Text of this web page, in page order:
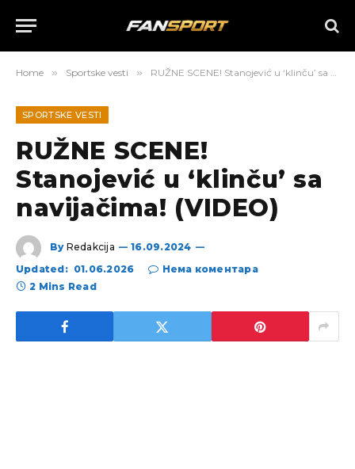
Home » Sportske vesti » RUŽNE SCENE! Stanojević u ‘klinču’ sa navijačima! (VIDEO)
SPORTSKE VESTI
RUŽNE SCENE!
Stanojević u ‘klinču’ sa
navijačima! (VIDEO)
By Redakcija
16.09.2024
Updated: 01.06.2026
Нема коментара
2 Mins Read